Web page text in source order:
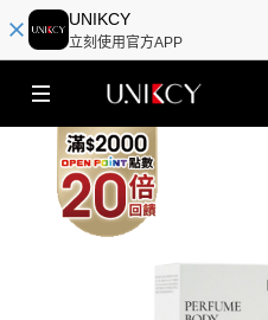
UNIKCY
立刻使用官方APP